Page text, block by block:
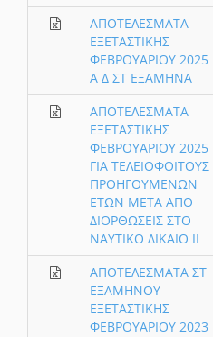
ΑΠΟΤΕΛΕΣΜΑΤΑ
ΕΞΕΤΑΣΤΙΚΗΣ
ΦΕΒΡΟΥΑΡΙΟΥ 2025
Α Δ ΣΤ ΕΞΑΜΗΝΑ
ΑΠΟΤΕΛΕΣΜΑΤΑ
ΕΞΕΤΑΣΤΙΚΗΣ
ΦΕΒΡΟΥΑΡΙΟΥ 2025
ΓΙΑ ΤΕΛΕΙΟΦΟΙΤΟΥΣ
ΠΡΟΗΓΟΥΜΕΝΩΝ
ΕΤΩΝ ΜΕΤΑ ΑΠΟ
ΔΙΟΡΘΩΣΕΙΣ ΣΤΟ
ΝΑΥΤΙΚΟ ΔΙΚΑΙΟ II
ΑΠΟΤΕΛΕΣΜΑΤΑ ΣΤ
ΕΞΑΜΗΝΟΥ
ΕΞΕΤΑΣΤΙΚΗΣ
ΦΕΒΡΟΥΑΡΙΟΥ 2023